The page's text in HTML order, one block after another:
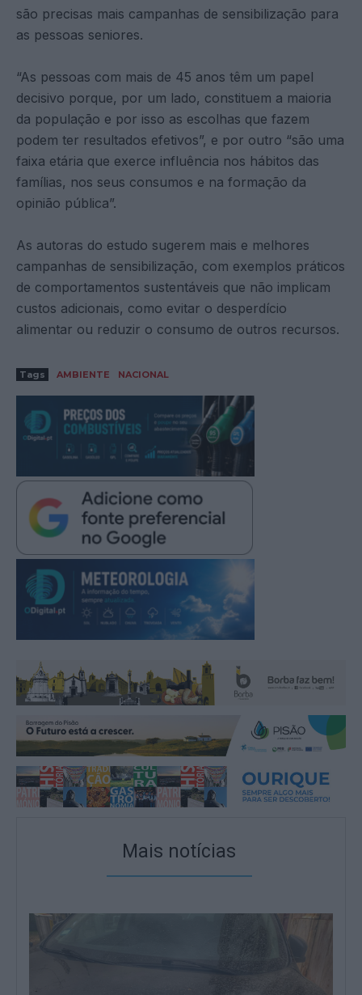
são precisas mais campanhas de sensibilização para
as pessoas seniores.
“As pessoas com mais de 45 anos têm um papel
decisivo porque, por um lado, constituem a maioria
da população e por isso as escolhas que fazem
podem ter resultados efetivos”, e por outro “são uma
faixa etária que exerce influência nos hábitos das
famílias, nos seus consumos e na formação da
opinião pública”.
As autoras do estudo sugerem mais e melhores
campanhas de sensibilização, com exemplos práticos
de comportamentos sustentáveis que não implicam
custos adicionais, como evitar o desperdício
alimentar ou reduzir o consumo de outros recursos.
Tags AMBIENTE NACIONAL
Mais notícias